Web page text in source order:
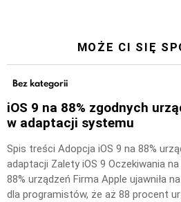
MOŻE CI SIĘ
Bez kategorii
iOS 9 na 88% zgodnych
w adaptacji systemu
Spis treści Adopcja iOS 9 na 88%
adaptacji Zalety iOS 9 Oczekiwania
88% urządzeń Firma Apple ujawniła
dla programistów, że aż 88 procent